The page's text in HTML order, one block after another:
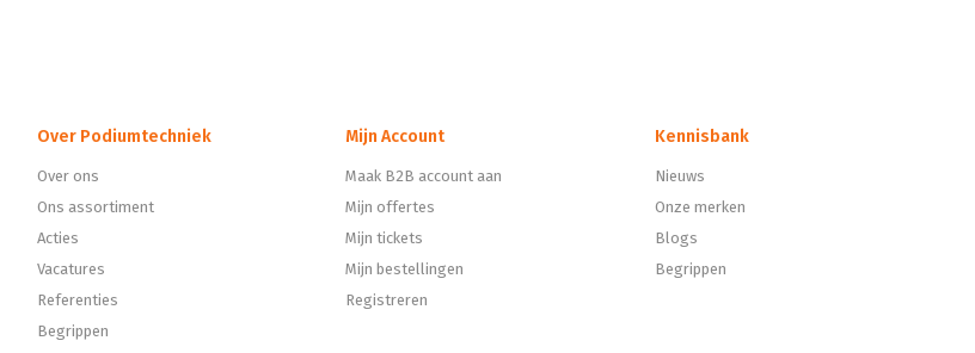
Over Podiumtechniek
Over ons
Ons assortiment
Acties
Vacatures
Referenties
Begrippen
Mijn Account
Maak B2B account aan
Mijn offertes
Mijn tickets
Mijn bestellingen
Registreren
Kennisbank
Nieuws
Onze merken
Blogs
Begrippen